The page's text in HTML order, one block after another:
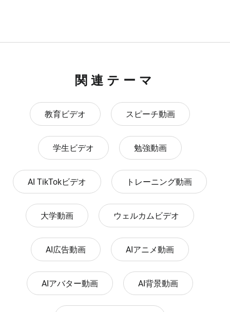
関連テーマ
教育ビデオ スピーチ動画
学生ビデオ 勉強動画
AI TikTokビデオ トレーニング動画
大学動画 ウェルカムビデオ
AI広告動画 AIアニメ動画
AIアバター動画 AI背景動画